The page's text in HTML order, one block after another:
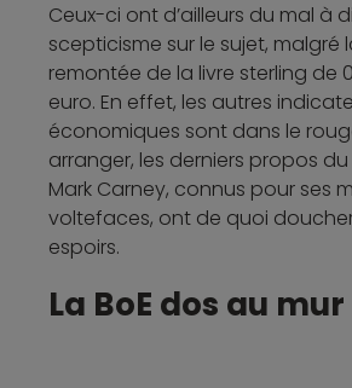
Ceux-ci ont d’ailleurs du mal à
scepticisme sur le sujet, malgré
remontée de la livre sterling de
euro. En effet, les autres
économiques sont dans le
arranger, les derniers propos
Mark Carney, connus pour ses
voltefaces, ont de quoi
espoirs.
La BoE dos au mur